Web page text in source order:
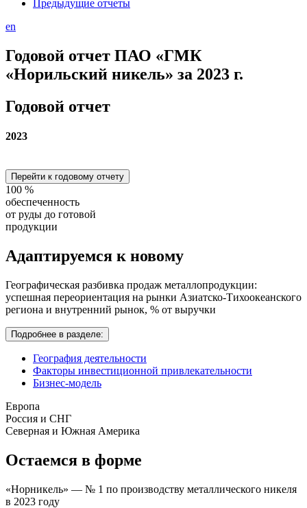
Предыдущие отчеты
en
Годовой отчет ПАО «ГМК
«Норильский никель» за 2023 г.
Годовой отчет
2023
Перейти к годовому отчету
100 %
обеспеченность
от руды до готовой
продукции
Адаптируемся к новому
Географическая разбивка продаж металлопродукции:
успешная переориентация на рынки Азиатско-Тихоокеанского
региона и внутренний рынок, % от выручки
Подробнее в разделе:
География деятельности
Факторы инвестиционной привлекательности
Бизнес-модель
Европа
Россия и СНГ
Северная и Южная Америка
Остаемся в форме
«Норникель» — № 1 по производству металлического никеля
в 2023 году